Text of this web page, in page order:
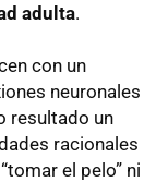
adulta.
con un
neuronales
resultado un
racionales
el pelo” ni